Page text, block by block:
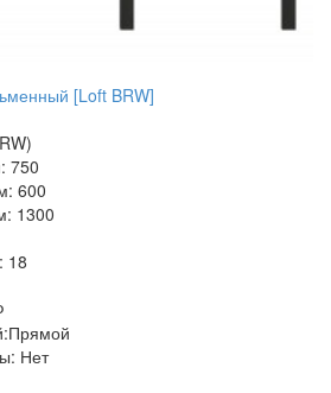
[Loft BRW]
750
600
1300
18
Нет